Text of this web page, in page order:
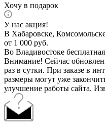
Хочу в подарок
У нас акция!
В Хабаровске,
от 1 000 руб.
Во Владивостоке
Внимание! Сейчас
раз в сутки. При заказе в
размеры могут уже
улучшение работы сайта.